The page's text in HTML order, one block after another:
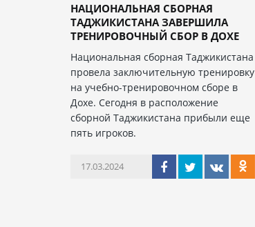
НАЦИОНАЛЬНАЯ CБОРНАЯ
ТАДЖИКИСТАНА ЗАВЕРШИЛА
ТРЕНИРОВОЧНЫЙ СБОР В ДОХЕ
Национальная сборная Таджикистана
провела заключительную тренировку
на учебно-тренировочном сборе в
Дохе. Сегодня в расположение
сборной Таджикистана прибыли еще
пять игроков.
17.03.2024